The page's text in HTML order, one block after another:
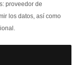
proveedor de
los datos, así como